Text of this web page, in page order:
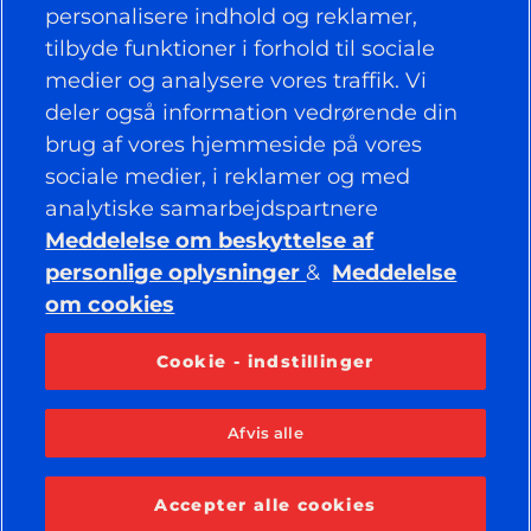
POLITIK
VIRKSOMHED
BEVAR FORBINDELSEN
Facebook
YouTube
Instagram
LinkedIn
personalisere indhold og reklamer,
tilbyde funktioner i forhold til sociale
medier og analysere vores traffik. Vi
deler også information vedrørende din
brug af vores hjemmeside på vores
sociale medier, i reklamer og med
analytiske samarbejdspartnere
Meddelelse om beskyttelse af
personlige oplysninger & Meddelelse
om cookies
Cookie - indstillinger
Afvis alle
Accepter alle cookies